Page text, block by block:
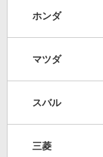
ホンダ
マツダ
スバル
三菱